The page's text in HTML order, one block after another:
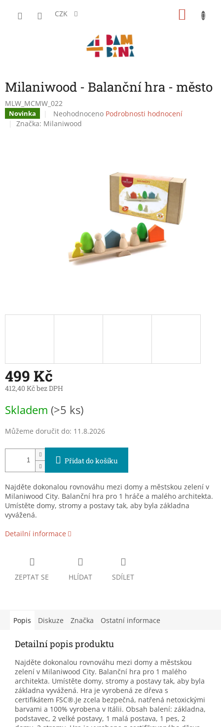
CZK
Milaniwood - Balanční hra - město
MLW_MCMW_022
Novinka
Průměrné
hodnocení
Neohodnoceno Podrobnosti hodnocení
Značka: Milaniwood
499 Kč
412,40 Kč bez DPH
cena:
Skladem (>5 ks)
Můžeme doručit do: 11.8.2026
Přidat do košíku
Najděte dokonalou rovnováhu mezi domy a městskou zelení v
Milaniwood City. Balanční hra pro 1 hráče a malého architekta.
Umístěte domy, stromy a postavy tak, aby byla základna
vyvážená.
Detailní informace
ZEPTAT SE HLÍDAT SDÍLET
Popis Diskuze Značka Ostatní informace
Detailní popis produktu
Najděte dokonalou rovnováhu mezi domy a městskou
zelení v Milaniwood City. Balanční hra pro 1 malého
architekta. Umístěte domy, stromy a postavy tak, aby byla
základna vyvážená. Hra je vyrobená ze dřeva s
certifikátem FSC®.Je zcela bezpečná, natřená netoxickými
barvami a 100% vyrobena v Itálii. Obsah balení: základna,
podstavec, 2 velké postavy, 1 malá postava, 1 pes, 2